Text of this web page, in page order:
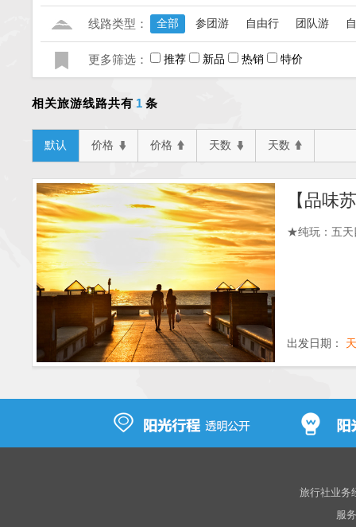
线路类型： 全部 参团游 自由行 团队游
更多筛选： 推荐 新品 热销 特价
相关旅游线路共有 1 条
默认 价格 价格 天数 天数
出发日期：
【品味
★纯玩：五天
旅行社业务
服